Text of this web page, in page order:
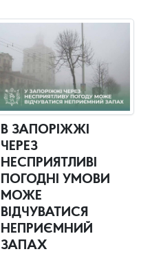
В ЗАПОРІЖЖІ
ЧЕРЕЗ
НЕСПРИЯТЛИВІ
ПОГОДНІ УМОВИ
МОЖЕ
ВІДЧУВАТИСЯ
НЕПРИЄМНИЙ
ЗАПАХ